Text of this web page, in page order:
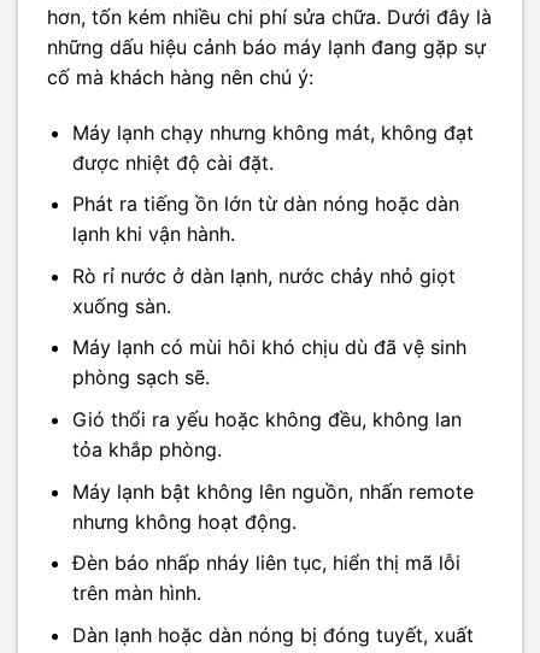
hơn, tốn kém nhiều chi phí sửa chữa. Dưới đây là
những dấu hiệu cảnh báo máy lạnh đang gặp sự
cố mà khách hàng nên chú ý:
Máy lạnh chạy nhưng không mát, không đạt
được nhiệt độ cài đặt.
Phát ra tiếng ồn lớn từ dàn nóng hoặc dàn
lạnh khi vận hành.
Rò rỉ nước ở dàn lạnh, nước chảy nhỏ giọt
xuống sàn.
Máy lạnh có mùi hôi khó chịu dù đã vệ sinh
phòng sạch sẽ.
Gió thổi ra yếu hoặc không đều, không lan
tỏa khắp phòng.
Máy lạnh bật không lên nguồn, nhấn remote
nhưng không hoạt động.
Đèn báo nhấp nháy liên tục, hiển thị mã lỗi
trên màn hình.
Dàn lạnh hoặc dàn nóng bị đóng tuyết, xuất